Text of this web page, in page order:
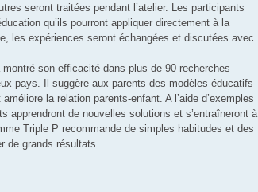
seront traitées pendant l’atelier. Les participants
qu’ils pourront appliquer directement à la
les expériences seront échangées et discutées avec
son efficacité dans plus de 90 recherches
pays. Il suggère aux parents des modèles éducatifs
la relation parents-enfant. A l’aide d’exemples
apprendront de nouvelles solutions et s’entraîneront à
Triple P recommande de simples habitudes et des
de grands résultats.